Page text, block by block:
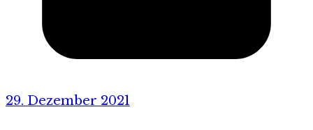
29. Dezember 2021